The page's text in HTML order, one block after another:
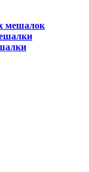
мешалок